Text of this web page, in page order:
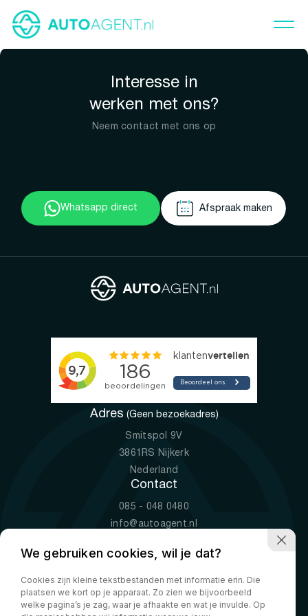
Interesse in
werken met ons?
Neem contact met ons op
Whatsapp direct Afspraak maken
Adres (Geen bezoekadres)
Smitspol 9V
3861RS Nijkerk
Nederland
Contact
085 - 048 0480
info@autoagent.nl
Openingstijden
Ma-Vr
09:00 - 19:00
Za
10:00 - 17:00
We gebruiken cookies, wil je dat?
Cookies zijn kleine tekstbestanden met informatie erin. Die
plaatsen we kort op je apparaat. Zo zien we bijvoorbeeld
welke pagina’s je zag, waar je afhaakte en wat je invulde. Op